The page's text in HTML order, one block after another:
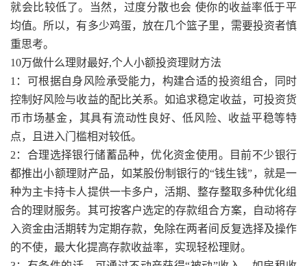
就会比较低了。当然，过度分散也会 使你的收益率低于平
均值。所以，有多少鸡蛋，放在几个篮子里，需要投资者慎
重思考。
10万做什么理财最好,个人小额投资理财方法
1：可根据自身风险承受能力，构建合适的投资组合，同时
控制好风险与收益的配比关系。如追求稳定收益，可投资货
币市场基金，其具有流动性良好、低风险、收益平稳等特
点，且进入门槛相对较低。
2：合理选择银行储蓄品种，优化资金使用。目前不少银行
都推出小额理财产品，如某股份制银行的“钱生钱”，就是一
种为主卡持卡人提供一卡多户，活期、整存整取多种优化组
合的理财服务。其可按客户选定的存款组合方案，自动将存
入资金由活期转为定期存款，免除在两者间反复选择及操作
的不使，最大化提高存款收益率，实现轻松理财。